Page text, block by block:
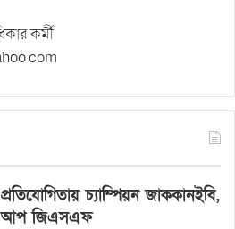
কর্মী
চ্যাম্পিয়ন জাককানইবি,
আপ জিএসএফ